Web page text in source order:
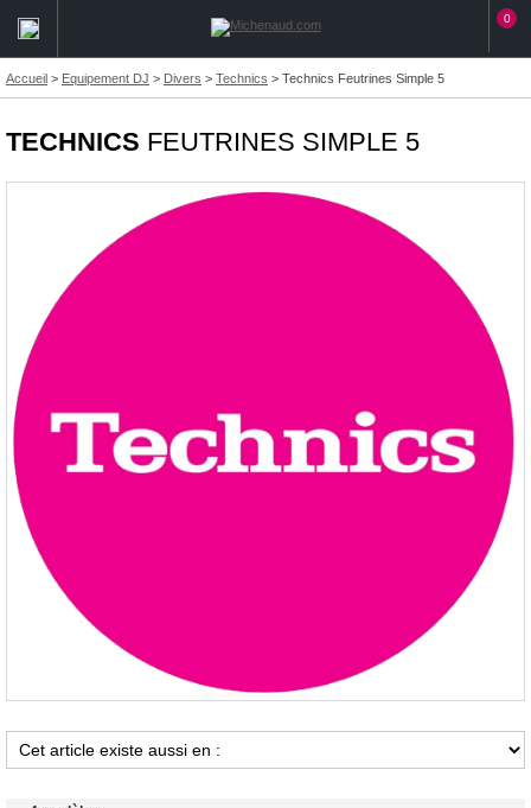
0
Accueil > Equipement DJ > Divers > Technics > Technics Feutrines Simple 5
TECHNICS FEUTRINES SIMPLE 5